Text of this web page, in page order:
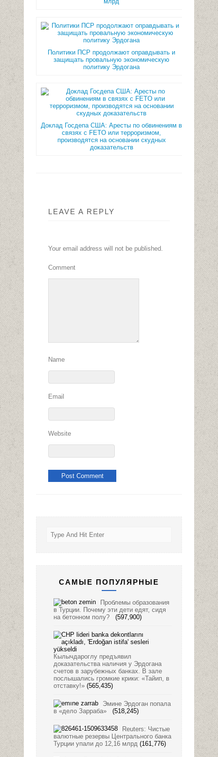
Политики ПСР продолжают оправдывать и
защищать провальную экономическую
политику Эрдогана
Доклад Госдепа США: Аресты по обвинениям в
связях с FETO или терроризмом,
производятся на основании скудных
доказательств
LEAVE A REPLY
Your email address will not be published.
Comment
Name
Email
Website
САМЫЕ ПОПУЛЯРНЫЕ
Проблемы образования
в Турции. Почему эти дети едят, сидя
на бетонном полу?
(597,900)
Кылычдароглу предъявил
доказательства наличия у Эрдогана
счетов в зарубежных банках. В зале
послышались громкие крики: «Тайип, в
отставку!» (565,435)
Эмине Эрдоган попала
в «дело Зарраба»
(518,245)
Reuters: Чистые
валютные резервы Центрального банка
Турции упали до 12,16 млрд (161,776)